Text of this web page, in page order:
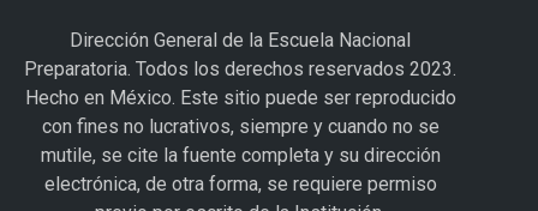
Dirección General de la Escuela Nacional
Preparatoria. Todos los derechos reservados 2023.
Hecho en México. Este sitio puede ser reproducido
con fines no lucrativos, siempre y cuando no se
mutile, se cite la fuente completa y su dirección
electrónica, de otra forma, se requiere permiso